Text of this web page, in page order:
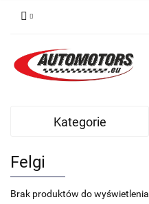
Kategorie
Felgi
Brak produktów do wyświetlenia